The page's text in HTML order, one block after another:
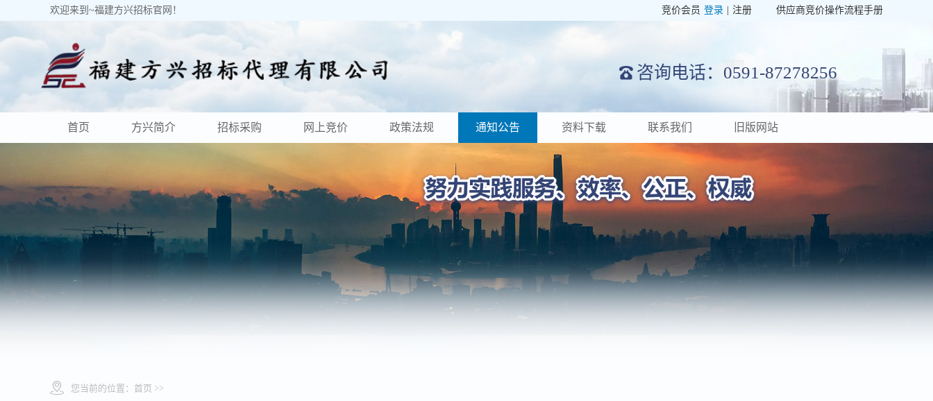
欢迎来到~福建方兴招标官网！ 竞价会员 登录 注册 供应商竞价操作流程手册
咨询电话：0591-87278256
首页 方兴简介 招标采购 网上竞价 政策法规 通知公告 资料下载 联系我们 旧版网站
您当前的位置： 首页 >>